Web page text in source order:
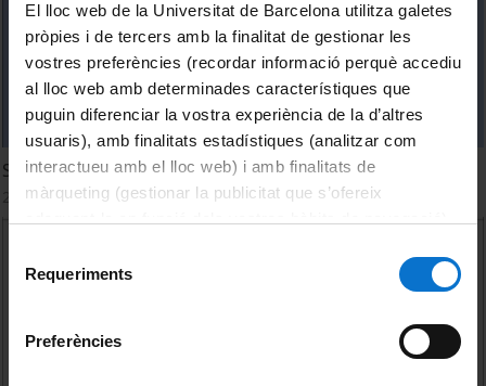
El lloc web de la Universitat de Barcelona utilitza galetes
pròpies i de tercers amb la finalitat de gestionar les
vostres preferències (recordar informació perquè accediu
al lloc web amb determinades característiques que
puguin diferenciar la vostra experiència de la d’altres
usuaris), amb finalitats estadístiques (analitzar com
interactueu amb el lloc web) i amb finalitats de
màrqueting (gestionar la publicitat que s’ofereix
consultar laPolítica de galetes del lloc web de la
Requeriments
Preferències
Sorption systems (II)
27 octubre, 2022